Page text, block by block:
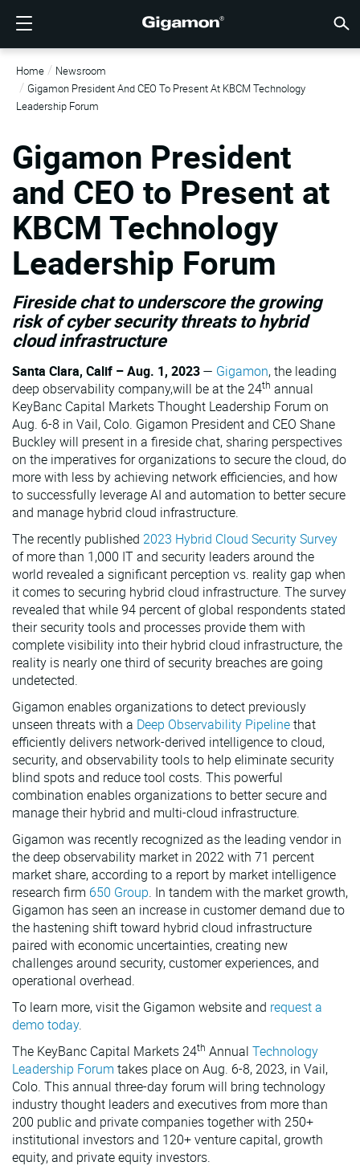
製品
GIGAMONディープオブザーバビリティパイプライン
クラ
Google
ネットワークセキュリティ
ネッ
データセンターの可視性
デー
トラフ
トラフィック・インテリジェンス
トラ
ソリューション
クラウドの可視性
クラ
水平方
デー
ネットワークセキュリティ
ネッ
業界
業界
国、地
パートナー
パートナーを検索する
パー
パー
パートナーの皆様
パー
サポート
概要
概要
サポ
VÜEコミュニティ
VÜE
顧客
お客様
お客様
リソース
リソース
リソ
会社情報
GIGAMONを選ぶ理由
話題
会社情報
会社
LOGIN
コミュニティ
JP
ENGLISH
DEUTSCH
日本語
한국어
简体中文
Home
Newsroom
Gigamon President And CEO To Present At KBCM Technology
Leadership Forum
Gigamon President
and CEO to Present at
KBCM Technology
Leadership Forum
Fireside chat to underscore the growing
risk of cyber security threats to hybrid
cloud infrastructure
Santa Clara, Calif – Aug. 1, 2023— Gigamon, the leading
deep observability company,will be at the 24th annual
KeyBanc Capital Markets Thought Leadership Forum on
Aug. 6-8 in Vail, Colo. Gigamon President and CEO Shane
Buckley will present in a fireside chat, sharing perspectives
on the imperatives for organizations to secure the cloud, do
more with less by achieving network efficiencies, and how
to successfully leverage AI and automation to better secure
and manage hybrid cloud infrastructure.
The recently published 2023 Hybrid Cloud Security Survey
of more than 1,000 IT and security leaders around the
world revealed a significant perception vs. reality gap when
it comes to securing hybrid cloud infrastructure. The survey
revealed that while 94 percent of global respondents stated
their security tools and processes provide them with
complete visibility into their hybrid cloud infrastructure, the
reality is nearly one third of security breaches are going
undetected.
Gigamon enables organizations to detect previously
unseen threats with a Deep Observability Pipelinethat
efficiently delivers network-derived intelligence to cloud,
security, and observability tools to help eliminate security
blind spots and reduce tool costs. This powerful
combination enables organizations to better secure and
manage their hybrid and multi-cloud infrastructure.
Gigamon was recently recognized as the leading vendor in
the deep observability market in 2022 with 71 percent
market share, according to a report by market intelligence
research firm 650 Group. In tandem with the market growth,
Gigamon has seen an increase in customer demand due to
the hastening shift toward hybrid cloud infrastructure
paired with economic uncertainties, creating new
challenges around security, customer experiences, and
operational overhead.
To learn more, visit the Gigamon website and request a
demo today.
The KeyBanc Capital Markets 24th Annual Technology
Leadership Forum takes place on Aug. 6-8, 2023, in Vail,
Colo. This annual three-day forum will bring technology
industry thought leaders and executives from more than
200 public and private companies together with 250+
institutional investors and 120+ venture capital, growth
equity, and private equity investors.